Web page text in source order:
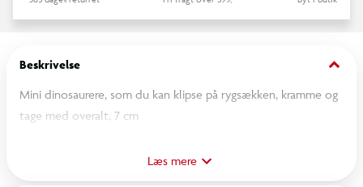
Beskrivelse keyboard_arrow_down
Mini dinosaurere, som du kan klipse på rygsækken, kramme og
tage med overalt, 7 cm
OBS! Varen er assorteret, og en bestemt variant kan ikke
garanteres
Læs mere